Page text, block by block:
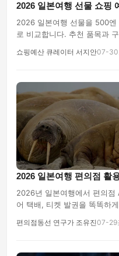
2026 일본여행 선물 쇼핑
2026 일본여행 선물을 500
로 비교합니다. 추천 품목과
쇼핑예산 큐레이터 서지안07-30
2026 일본여행 편의점 활
2026년 일본여행에서 편의점
어 택배, 티켓 발권을 똑똑하
편의점동선 연구가 조유진07-29